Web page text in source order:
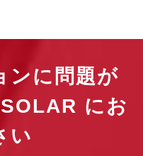
ンに問題が
にお
い